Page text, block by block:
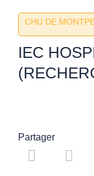
CHU DE
IEC
Partager